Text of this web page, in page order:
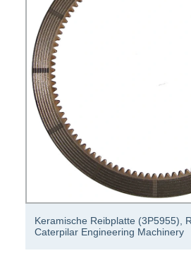
(3P5955), Reibplatte für
Machinery